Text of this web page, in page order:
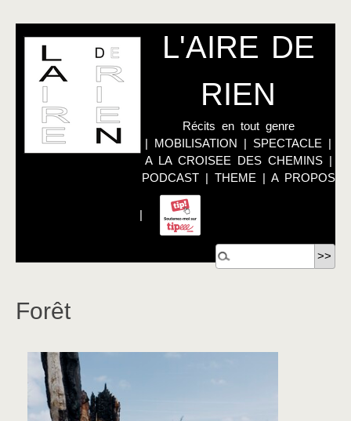
L'AIRE DE
RIEN
Récits en tout genre
| MOBILISATION | SPECTACLE |
A LA CROISEE DES CHEMINS|
PODCAST| THEME | A PROPOS
|
Forêt